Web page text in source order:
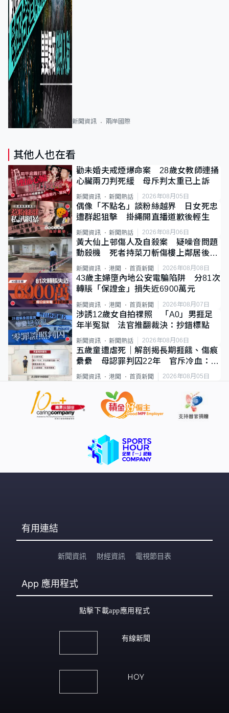
新聞資訊 兩岸國際
其他人也在看
勸未婚夫戒煙爆命案 28歲女教師連捅
心臟兩刀判死緩 母斥判太重已上訴
新聞資訊 新聞熱話 2026年08月05日
偶像「不點名」談粉絲越界 日女死忠
遭群起狙擊 掛繩開直播道歉後輕生
新聞資訊 新聞熱話 2026年08月06日
黃大仙上邨傷人及自殺案 疑噪音問題
動殺機 死者持菜刀斬傷樓上鄰居後墮
斃
新聞資訊 港聞 首頁新聞 2026年08月08日
43歲主婦墮內地公安電騙陷阱 分81次
轉賬「保證金」損失近6900萬元
新聞資訊 港聞 首頁新聞 2026年08月07日
涉誘12歲女自拍祼照 「A0」男捱足
年半冤獄 法官推翻裁決：抄錯標點
新聞資訊 新聞熱話 2026年08月06日
五歲童遭虐死｜解剖揭長期捱餓、傷痕
纍纍 母認罪判囚22年 官斥冷血：同
類案最惡劣
新聞資訊 港聞 首頁新聞 2026年08月05日
有用連結
新聞資訊 財經資訊 電視節目表
App 應用程式
點擊下載app應用程式
有線新聞
HOY